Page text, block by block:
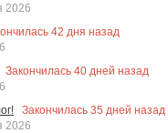
2026
42 дня назад
Закончилась 40 дней назад
Закончилась 35 дней назад
2026